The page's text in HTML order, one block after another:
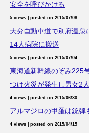
安全を呼びかける
5 views posted on 2015/07/08
大分自動車道で別府温泉
14人病院に搬送
5 views posted on 2015/07/04
東海道新幹線のぞみ225
つけ火災が発生し男女2
4 views posted on 2015/06/30
アルマジロの甲羅は銃弾
4 views posted on 2015/04/15